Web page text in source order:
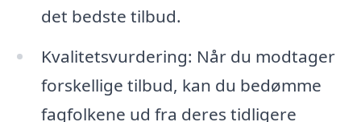
det bedste tilbud.
Kvalitetsvurdering: Når du modtager
forskellige tilbud, kan du bedømme
fagfolkene ud fra deres tidligere